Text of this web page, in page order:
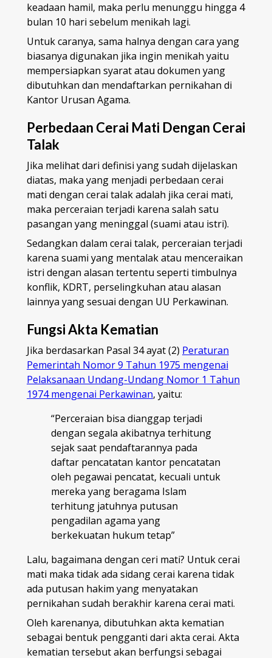
keadaan hamil, maka perlu menunggu hingga 4
bulan 10 hari sebelum menikah lagi.
Untuk caranya, sama halnya dengan cara yang
biasanya digunakan jika ingin menikah yaitu
mempersiapkan syarat atau dokumen yang
dibutuhkan dan mendaftarkan pernikahan di
Kantor Urusan Agama.
Perbedaan Cerai Mati Dengan Cerai
Talak
Jika melihat dari definisi yang sudah dijelaskan
diatas, maka yang menjadi perbedaan cerai
mati dengan cerai talak adalah jika cerai mati,
maka perceraian terjadi karena salah satu
pasangan yang meninggal (suami atau istri).
Sedangkan dalam cerai talak, perceraian terjadi
karena suami yang mentalak atau menceraikan
istri dengan alasan tertentu seperti timbulnya
konflik, KDRT, perselingkuhan atau alasan
lainnya yang sesuai dengan UU Perkawinan.
Fungsi Akta Kematian
Jika berdasarkan Pasal 34 ayat (2) Peraturan
Pemerintah Nomor 9 Tahun 1975 mengenai
Pelaksanaan Undang-Undang Nomor 1 Tahun
1974 mengenai Perkawinan, yaitu:
“Perceraian bisa dianggap terjadi
dengan segala akibatnya terhitung
sejak saat pendaftarannya pada
daftar pencatatan kantor pencatatan
oleh pegawai pencatat, kecuali untuk
mereka yang beragama Islam
terhitung jatuhnya putusan
pengadilan agama yang
berkekuatan hukum tetap”
Lalu, bagaimana dengan ceri mati? Untuk cerai
mati maka tidak ada sidang cerai karena tidak
ada putusan hakim yang menyatakan
pernikahan sudah berakhir karena cerai mati.
Oleh karenanya, dibutuhkan akta kematian
sebagai bentuk pengganti dari akta cerai. Akta
kematian tersebut akan berfungsi sebagai